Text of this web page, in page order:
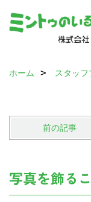
ホーム スタッ
前の記事
写真を飾る